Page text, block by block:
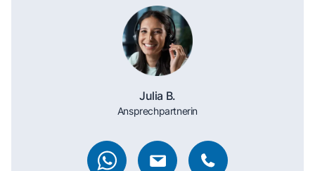
Julia B.
Ansprechpartnerin